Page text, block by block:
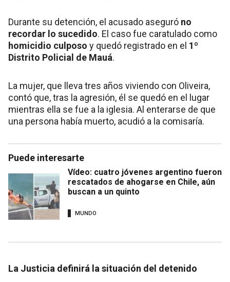
Durante su detención, el acusado aseguró no
recordar lo sucedido. El caso fue caratulado como
homicidio culposo y quedó registrado en el 1º
Distrito Policial de Mauá.
La mujer, que lleva tres años viviendo con Oliveira,
contó que, tras la agresión, él se quedó en el lugar
mientras ella se fue a la iglesia. Al enterarse de que
una persona había muerto, acudió a la comisaría.
Puede interesarte
Vídeo: cuatro jóvenes argentino fueron
rescatados de ahogarse en Chile, aún
buscan a un quinto
MUNDO
La Justicia definirá la situación del detenido